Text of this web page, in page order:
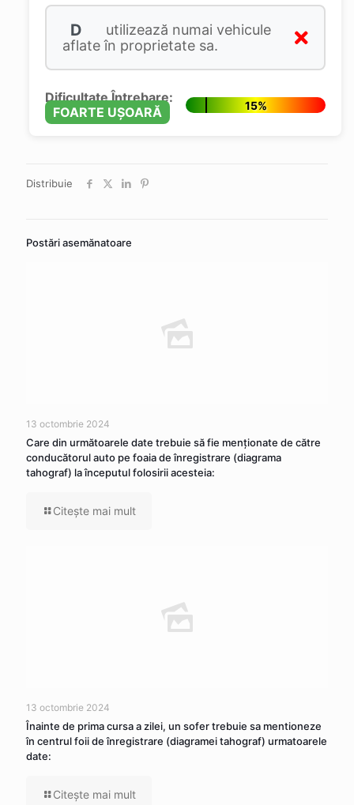
D
utilizează numai vehicule
aflate în proprietate sa.
Dificultate Întrebare:
FOARTE UȘOARĂ
15%
Distribuie
Postări asemănatoare
13 octombrie 2024
Care din următoarele date trebuie să fie menționate de către
conducătorul auto pe foaia de înregistrare (diagrama
tahograf) la începutul folosirii acesteia:
Citeşte mai mult
13 octombrie 2024
Înainte de prima cursa a zilei, un sofer trebuie sa mentioneze
în centrul foii de înregistrare (diagramei tahograf) urmatoarele
date:
Citeşte mai mult